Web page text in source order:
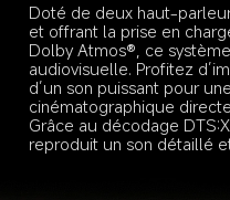
Doté de deux haut-
et offrant la prise en
Dolby Atmos®, ce
audiovisuelle. Profitez
d’un son puissant pour
cinématographique
Grâce au décodage
reproduit un son détaillé